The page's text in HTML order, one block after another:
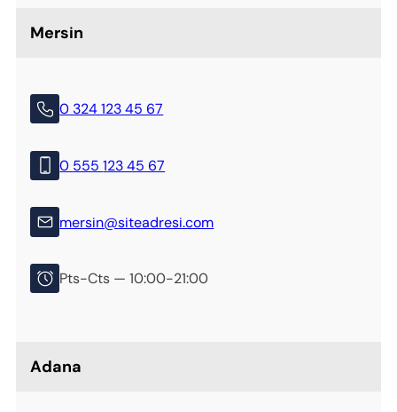
Mersin
0 324 123 45 67
0 555123 45 67
mersin@siteadresi.com
Pts-Cts — 10:00-21:00
Adana